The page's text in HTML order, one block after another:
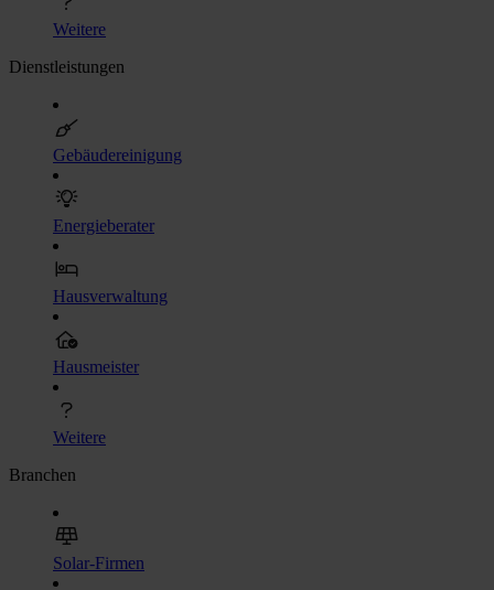
Weitere
Dienstleistungen
Gebäudereinigung
Energieberater
Hausverwaltung
Hausmeister
Weitere
Branchen
Solar-Firmen